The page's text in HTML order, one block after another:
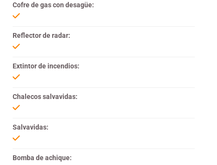
Cofre de gas con desagüe:
Reflector de radar:
Extintor de incendios:
Chalecos salvavidas:
Salvavidas:
Bomba de achique: